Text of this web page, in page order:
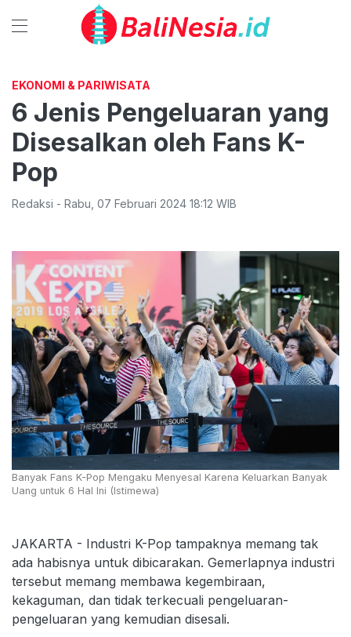
EKONOMI & PARIWISATA
6 Jenis Pengeluaran yang
Disesalkan oleh Fans K-
Pop
Redaksi - Rabu 07 Februari 2024 18:12 WIB
Banyak Fans K-Pop Mengaku Menyesal Karena Keluarkan Banyak
Uang untuk 6 Hal Ini (Istimewa)
JAKARTA - Industri K-Pop tampaknya memang tak
ada habisnya untuk dibicarakan. Gemerlapnya industri
tersebut memang membawa kegembiraan,
kekaguman, dan tidak terkecuali pengeluaran-
pengeluaran yang kemudian disesali.